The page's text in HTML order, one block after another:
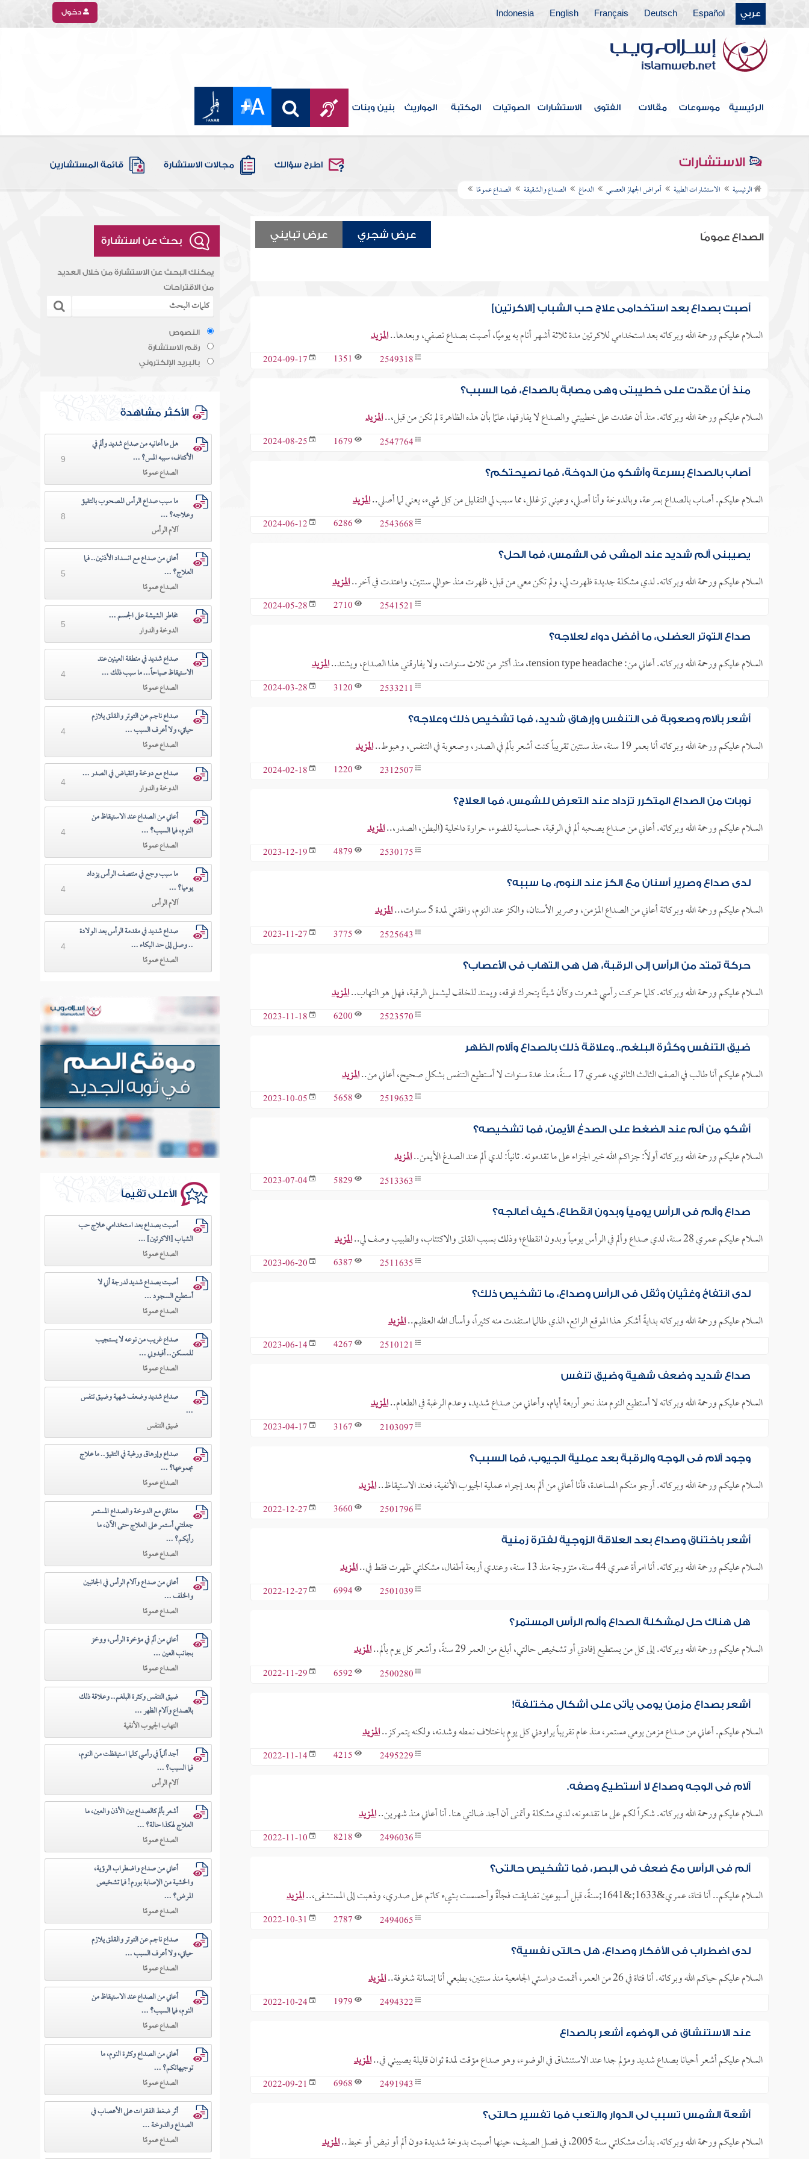
عربي Español
Deutsch
Français
English
Indonesia دخول
الرئيسية موسوعات مقالات الفتوى الاستشارات الصوتيات المكتبة المواريث بنين وبنات
الاستشارات اطرح سؤالك مجالات الاستشارة قائمة المستشارين
الرئيسية الاستشارات الطبية أمراض الجهاز العصبي الدماغ الصداع والشقيقة الصداع عمومًا
الصداع عمومًا عرض شجري عرض تبايني
أصبت بصداع بعد استخدامي علاج حب الشباب [الاكرتين]
السلام عليكم ورحمة الله وبركاته بعد استخدامي للاكرتين مدة ثلاثة أشهر أنام به يوميًا، أصبت بصداع نصفي، وبعدها..المزيد
2549318
1351
2024-09-17
منذ أن عقدت على خطيبتي وهي مصابة بالصداع، فما السبب؟
السلام عليكم ورحمة الله وبركاته. منذ أن عقدت على خطيبتي والصداع لا يفارقها، علمًا بأن هذه الظاهرة لم تكن من قبل،..المزيد
2547764
1679
2024-08-25
أصاب بالصداع بسرعة وأشكو من الدوخة، فما نصيحتكم؟
السلام عليكم. أصاب بالصداع بسرعة، وبالدوخة وأنا أصلي، وعيني تزغلل، مما سبب لي التقليل من كل شيء، يعني لما أصلي..المزيد
2543668
6286
2024-06-12
يصيبني ألم شديد عند المشي في الشمس، فما الحل؟
السلام عليكم ورحمة الله وبركاته. لدي مشكلة جديدة ظهرت لي، ولم تكن معي من قبل، ظهرت منذ حوالي سنتين، واعتدت في آخر..المزيد
2541521
2710
2024-05-28
صداع التوتر العضلي، ما أفضل دواء لعلاجه؟
السلام عليكم ورحمة الله وبركاته. أعاني من: tension type headache، منذ أكثر من ثلاث سنوات، ولا يفارقني هذا الصداع، ويشتد.. المزيد
2533211
3120
2024-03-28
أشعر بآلام وصعوبة في التنفس وإرهاق شديد، فما تشخيص ذلك وعلاجه؟
السلام عليكم ورحمة الله وبركاته أنا بعمر 19 سنة، منذ سنتين تقريباً كنت أشعر بألم في الصدر، وصعوبة في التنفس، وهبوط.. المزيد
2312507
1220
2024-02-18
نوبات من الصداع المتكرر تزداد عند التعرض للشمس، فما العلاج؟
السلام عليكم ورحمة الله وبركاته. أعاني من صداع يصحبه ألم في الرقبة، حساسية للضوء، حرارة داخلية (البطن، الصدر،..المزيد
2530175
4879
2023-12-19
لدي صداع وصرير أسنان مع الكز عند النوم، ما سببه؟
السلام عليكم ورحمة الله وبركاتة أعاني من الصداع المزمن، وصرير الأسنان، والكز عند النوم، رافقني لمدة 5 سنوات،.. المزيد
2525643
3775
2023-11-27
حركة تمتد من الرأس إلى الرقبة، هل هي التهاب في الأعصاب؟
السلام عليكم ورحمة الله وبركاته. كلما حركت رأسي شعرت وكأن شيئًا يتحرك فوقه، ويمتد للخلف ليشمل الرقبة، فهل هو التهاب..المزيد
2523570
6200
2023-11-18
ضيق التنفس وكثرة البلغم.. وعلاقة ذلك بالصداع وآلام الظهر
السلام عليكم أنا طالب في الصف الثالث الثانوي، عمري 17 سنةً، منذ عدة سنوات لا أستطيع التنفس بشكل صحيح، أعاني من.. المزيد
2519632
5658
2023-10-05
أشكو من ألم عند الضغط على الصدغ الأيمن، فما تشخيصه؟
السلام عليكم ورحمة الله وبركاته أولاً: جزاكم الله خير الجزاء على ما تقدمونه. ثانياً: لدي ألم عند الصدغ الأيمن..المزيد
2513363
5829
2023-07-04
صداع وألم في الرأس يومياً وبدون انقطاع، كيف أعالجه؟
السلام عليكم عمري 28 سنة، لدي صداع وألم في الرأس يومياً وبدون انقطاع؛ وذلك بسبب القلق والاكتئاب، والطبيب وصف لي.. المزيد
2511635
6387
2023-06-20
لدي انتفاخ وغثيان وثقل في الرأس وصداع، ما تشخيص ذلك؟
السلام عليكم ورحمة الله وبركاته بدايةً أشكر هذا الموقع الرائع، الذي طالما استفدت منه كثيراً، وأسأل الله العظيم..المزيد
2510121
4267
2023-06-14
صداع شديد وضعف شهية وضيق تنفس
السلام عليكم ورحمة الله وبركاته لا أستطيع النوم منذ نحو أربعة أيام، وأعاني من صداع شديد، وعدم الرغبة في الطعام..المزيد
2103097
3167
2023-04-17
وجود آلام في الوجه والرقبة بعد عملية الجيوب، فما السبب؟
السلام عليكم ورحمة الله وبركاته. أرجو منكم المساعدة، فأنا أعاني من ألم بعد إجراء عملية الجيوب الأنفية، فعند الاستيقاظ..المزيد
2501796
3660
2022-12-27
أشعر باختناق وصداع بعد العلاقة الزوجية لفترة زمنية
السلام عليكم ورحمة الله وبركاته. أنا امرأة عمري 44 سنة، متزوجة منذ 13 سنة، وعندي أربعة أطفال، مشكلتي ظهرت فقط في.. المزيد
2501039
6994
2022-12-27
هل هناك حل لمشكلة الصداع وألم الرأس المستمر؟
السلام عليكم ورحمة الله وبركاته. إلى كل من يستطيع إفادتي أو تشخيص حالتي، أبلغ من العمر 29 سنةً، وأشعر كل يوم بألم.. المزيد
2500280
6592
2022-11-29
أشعر بصداع مزمن يومي يأتي على أشكال مختلفة!
السلام عليكم. أعاني من صداع مزمن يومي مستمر، منذ عام تقريباً يراودني كل يومٍ باختلاف نمطه وشدته، ولكنه يتمركز..المزيد
2495229
4215
2022-11-14
آلام في الوجه وصداع لا أستطيع وصفه.
السلام عليكم ورحمة الله وبركاته. شكراً لكم على ما تقدمونه، لدي مشكلة وأتمنى أن أجد ضالتي هنا. أنا أعاني منذ شهرين..المزيد
2496036
8218
2022-11-10
ألم في الرأس مع ضعف في البصر، فما تشخيص حالتي؟
السلام عليكم.. أنا فتاة، عمري&1633;&1641;سنةً، قبل أسبوعين تضايقت فجأةً وأحسست بشيء كاتم على صدري، وذهبت إلى المستشفى،.. المزيد
2494065
2787
2022-10-31
لدي اضطراب في الأفكار وصداع، هل حالتي نفسية؟
السلام عليكم حياكم الله وبركاته. أنا فتاة في 26 من العمر، أتممت دراستي الجامعية منذ سنتين، بطبعي أنا إنسانة شغوفة.. المزيد
2494322
1979
2022-10-24
عند الاستنشاق في الوضوء أشعر بالصداع
السلام عليكم أشعر أحيانا بصداع شديد ومؤلم جدا عند الاستنشاق في الوضوء، وهو صداع مؤقت لمدة ثوان قليلة يصيبني في..المزيد
2491943
6968
2022-09-21
أشعة الشمس تسبب لي الدوار والتعب فما تفسير حالتي؟
السلام عليكم ورحمة الله وبركاته. بدأت مشكلتي سنة 2005، في فصل الصيف، حينها أصبت بدوخة شديدة دون ألم أو نبض أو خبط.. المزيد
بحث عن استشارة
يمكنك البحث عن الاستشارة من خلال العديد
من الاقتراحات
النصوص
رقم الاستشارة
بالبريد الإلكتروني
الأكثر مشاهدة
هل ما أعانيه من صداع شديد وألم في
الأكتاف، سببه المس؟ ...
الصداع عمومًا
9
ما سبب صداع الرأس المصحوب بالتقيؤ
وعلاجه؟ ...
آلام الرأس
8
أعاني من صداع مع انسداد الأذنين.. فما
العلاج؟ ...
الصداع عمومًا
5
مخاطر الشيشة على الجسم ...
الدوخة والدوار
5
صداع شديد في منطقة العينين عند
الاستيقاظ صباحاً... ما سبب ذلك ...
الصداع عمومًا
4
صداع ناجم عن التوتر والقلق يلازم
حياتي، ولا أعرف السبب ...
الصداع عمومًا
4
صداع مع دوخة وانقباض في الصدر ...
الدوخة والدوار
4
أعاني من الصداع عند الاستيقاظ من
النوم، فما السبب؟ ...
الصداع عمومًا
4
ما سبب وجع في منتصف الرأس يزداد
يوميا؟ ...
آلام الرأس
4
صداع شديد في مقدمة الرأس بعد الولادة
.. وصل إلى حد البكاء ...
الصداع عمومًا
4
الأعلى تقيماً
أصبت بصداع بعد استخدامي علاج حب
الشباب [الاكرتين] ...
الصداع عمومًا
أصبت بصداع شديد لدرجة أني لا
أستطيع السجود ...
الصداع عمومًا
صداع غريب من نوعه لا يستجيب
للمسكن.. أفيدوني ...
الصداع عمومًا
صداع شديد وضعف شهية وضيق تنفس
...
ضيق التنفس
صداع وإرهاق ورغبة في التقيؤ.. ما علاج
مجموعها؟ ...
الصداع عمومًا
معاناتي مع الدوخة والصداع المستمر
جعلتني أستمر على العلاج حتى الآن، ما
رأيكم؟ ...
الصداع عمومًا
أعاني من صداع وآلام الرأس في الجانبين
والخلف ...
الصداع عمومًا
أعاني من ألم في مؤخرة الرأس، ووخز
بجانب العين ...
الصداع عمومًا
ضيق التنفس وكثرة البلغم.. وعلاقة ذلك
بالصداع وآلام الظهر ...
التهاب الجيوب الأنفية
أجد ألماً في رأسي كلما استيقظت من النوم،
فما السبب؟ ...
آلام الرأس
أشعر بألم كالصداع بين الأذن والعين، ما
العلاج لهكذا حالة؟ ...
الصداع عمومًا
أعاني من صداع واضطراب الرؤية،
والخشية من الإصابة بورم! فما تشخيص
المرض؟ ...
الصداع عمومًا
صداع ناجم عن التوتر والقلق يلازم
حياتي، ولا أعرف السبب ...
الصداع عمومًا
أعاني من الصداع عند الاستيقاظ من
النوم، فما السبب؟ ...
الصداع عمومًا
أعاني من الصداع وكثرة النوم، ما
توجيهاتكم؟ ...
الصداع عمومًا
أثر ضغط الفقرات على الأعصاب في
الصداع والدوخة ...
الصداع عمومًا